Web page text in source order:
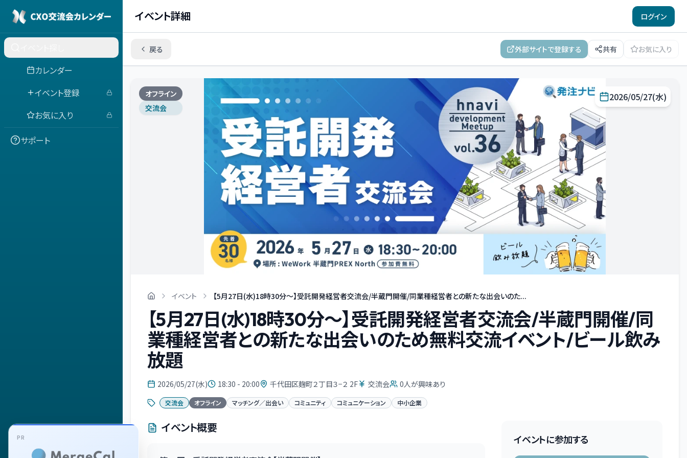
カレンダー
イベント登録
お気に入り
サポート
イベント詳細 ログイン
戻る 外部サイトで登録する 共有 お気に入り
オフライン
交流会
2026/05/27(水)
イベント 【5月27日(水)18時30分～】受託開発経営者交流会/半蔵門開催/同業種経営者との新たな出会いのた...
【5月27日(水)18時30分～】受託開発経営者交流会/半蔵門開催/同
業種経営者との新たな出会いのため無料交流イベント/ビール飲み
放題
2026/05/27(水) 18:30 - 20:00 千代田区麹町２丁目３−２ 2F 交流会 0人が興味あり
交流会 オフライン マッチング／出会い コミュニティ コミュニケーション 中小企業
イベント概要
イベントに参加する
PR